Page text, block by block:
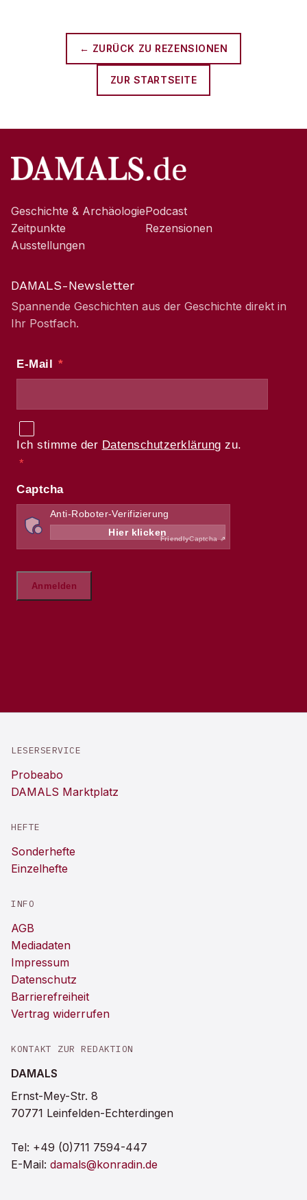
← ZURÜCK ZU REZENSIONEN
ZUR STARTSEITE
Geschichte & Archäologie
Zeitpunkte
Ausstellungen
Podcast
Rezensionen
DAMALS-Newsletter
Spannende Geschichten aus der Geschichte direkt in
Ihr Postfach.
LESERSERVICE
Probeabo
DAMALS Marktplatz
HEFTE
Sonderhefte
Einzelhefte
INFO
AGB
Mediadaten
Impressum
Datenschutz
Barrierefreiheit
Vertrag widerrufen
KONTAKT ZUR REDAKTION
DAMALS
Ernst-Mey-Str. 8
70771 Leinfelden-Echterdingen
Tel: +49 (0)711 7594-447
E-Mail: damals@konradin.de